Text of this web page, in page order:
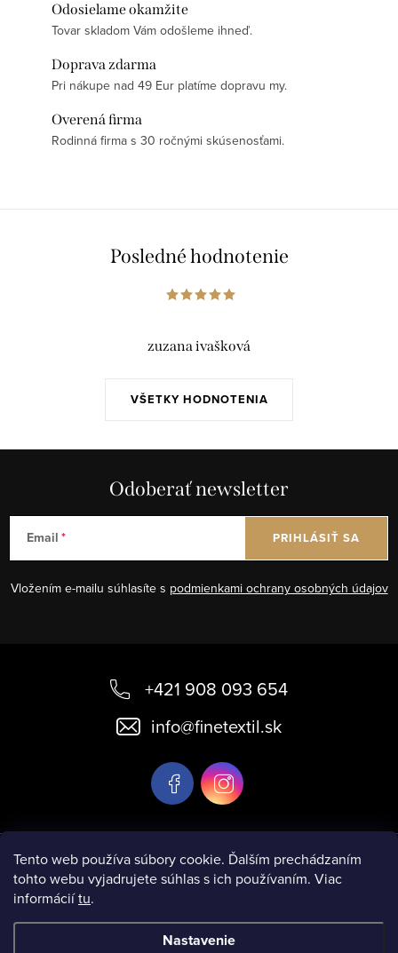
Tento web používa súbory cookie. Ďalším prechádzaním
tohto webu vyjadrujete súhlas s ich používaním. Viac
informáciítu.
Nastavenie
Odosielame okamžite
Tovar skladom Vám odošleme ihneď.
Doprava zdarma
Pri nákupe nad 49 Eur platíme dopravu my.
Overená firma
Rodinná firma s 30 ročnými skúsenosťami.
Posledné hodnotenie
VŠETKY HODNOTENIA
zuzana ivašková
Odoberať newsletter
Email
Vložením e-mailu súhlasíte s podmienkami ochrany osobných údajov
PRIHLÁSIŤ SA
e
+421 908 093 654
info@finetextil.sk
Informácie pre vás